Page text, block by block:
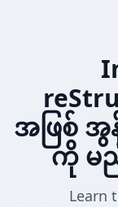
အဖြစ် အွ
ကို မ
Learn